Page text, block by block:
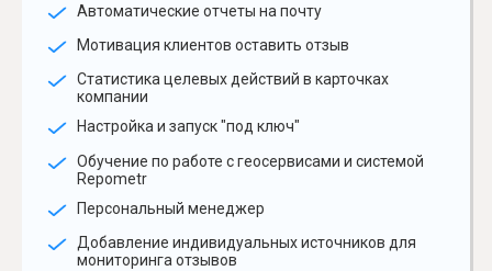
Автоматические отчеты на почту
Мотивация клиентов оставить отзыв
Статистика целевых действий в карточках
компании
Настройка и запуск "под ключ"
Обучение по работе с геосервисами и системой
Repometr
Персональный менеджер
Добавление индивидуальных источников для
мониторинга отзывов